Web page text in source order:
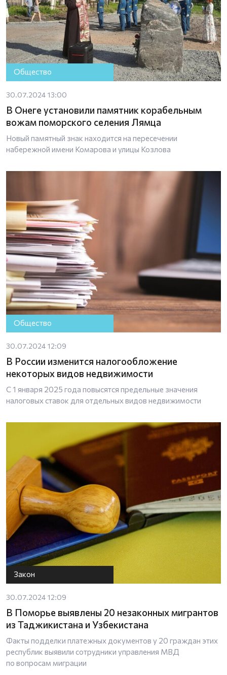
Общество
30.07.2024 13:00
В Онеге установили памятник корабельным
вожам поморского селения Лямца
Новый памятный знак находится на пересечении
набережной имени Комарова и улицы Козлова
Общество
30.07.2024 12:09
В России изменится налогообложение
некоторых видов недвижимости
С 1 января 2025 года повысятся предельные значения
налоговых ставок для отдельных видов недвижимости
Закон
30.07.2024 12:09
В Поморье выявлены 20 незаконных мигрантов
из Таджикистана и Узбекистана
Факты подделки платежных документов у 20 граждан этих
республик выявили сотрудники управления МВД
по вопросам миграции